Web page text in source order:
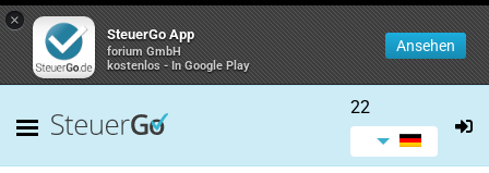
×
SteuerGo App
forium GmbH
kostenlos - In Google Play
Ansehen
22